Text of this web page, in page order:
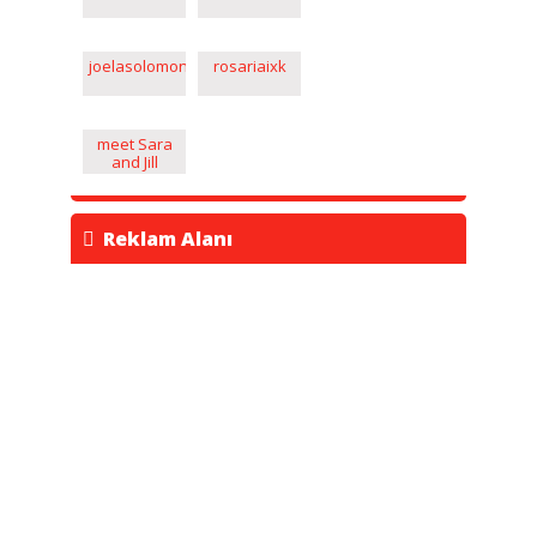
joelasolomon1992rosariaixk
meet Sara
and Jill
Reklam Alanı